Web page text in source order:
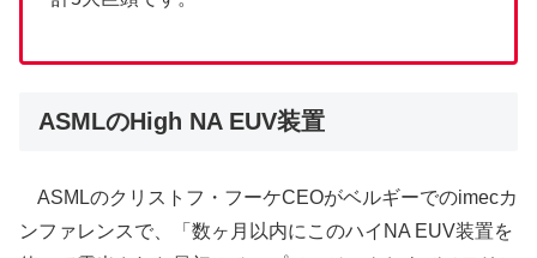
ASMLのHigh NA EUV装置
ASMLのクリストフ・フーケCEOがベルギーでのimecカ
ンファレンスで、「数ヶ月以内にこのハイNA EUV装置を